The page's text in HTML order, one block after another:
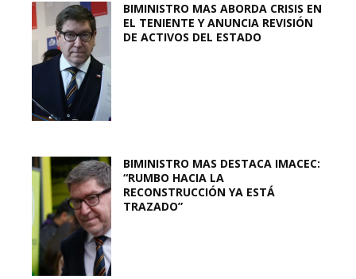
BIMINISTRO MAS ABORDA CRISIS EN
EL TENIENTE Y ANUNCIA REVISIÓN
DE ACTIVOS DEL ESTADO
BIMINISTRO MAS DESTACA IMACEC:
“RUMBO HACIA LA
RECONSTRUCCIÓN YA ESTÁ
TRAZADO”